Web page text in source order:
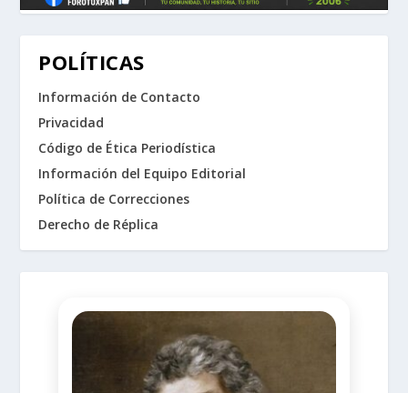
POLÍTICAS
Información de Contacto
Privacidad
Código de Ética Periodística
Información del Equipo Editorial
Política de Correcciones
Derecho de Réplica